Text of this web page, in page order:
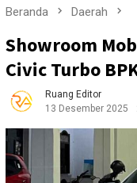
Beranda Daerah
Showroom
Civic Turbo
Ruang Editor
13 Desember 2025